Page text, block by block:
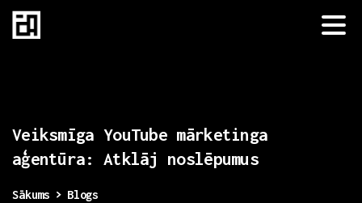
Veiksmīga YouTube mārketinga
aģentūra:
Atklāj noslēpumus
Sākums
Blogs